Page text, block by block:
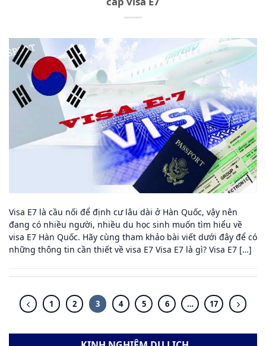
Visa E7 là cầu nối để định cư lâu dài ở Hàn Quốc, vậy nên
đang có nhiều người, nhiều du học sinh muốn tìm hiểu về
visa E7 Hàn Quốc. Hãy cùng tham khảo bài viết dưới đây để có
những thông tin cần thiết về visa E7 Visa E7 là gì? Visa E7 […]
1 2 3 4 5 6 … 17